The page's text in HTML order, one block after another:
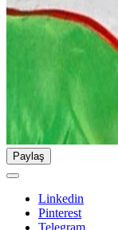
Paylaş
Linkedin
Pinterest